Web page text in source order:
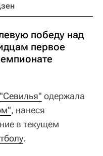
победу над
первое
"Севилья" одержала
, нанеся
в текущем
.